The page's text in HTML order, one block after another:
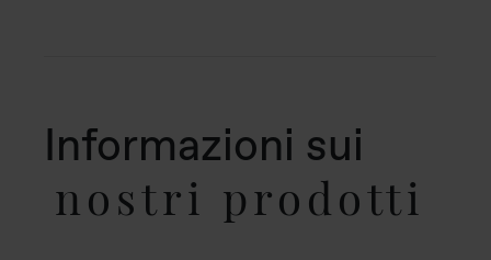
Informazioni sui
nostri prodotti